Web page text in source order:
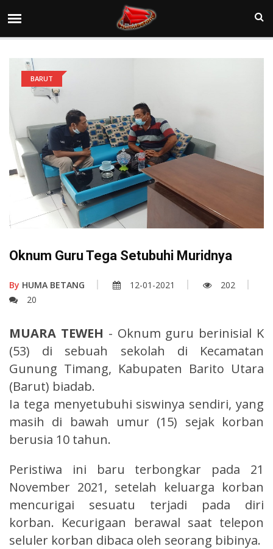
BARUT
Oknum Guru Tega Setubuhi Muridnya
By HUMA BETANG 12-01-2021
202
20
MUARA TEWEH - Oknum guru berinisial K
(53) di sebuah sekolah di Kecamatan
Gunung Timang, Kabupaten Barito Utara
(Barut) biadab.
Ia tega menyetubuhi siswinya sendiri, yang
masih di bawah umur (15) sejak korban
berusia 10 tahun.
Peristiwa ini baru terbongkar pada 21
November 2021, setelah keluarga korban
mencurigai sesuatu terjadi pada diri
korban. Kecurigaan berawal saat telepon
seluler korban dibaca oleh seorang bibinya.